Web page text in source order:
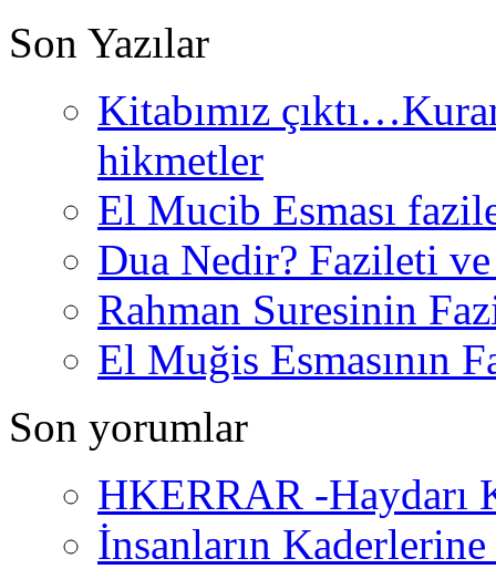
Son Yazılar
Kitabımız
hikmetler
El Mucib Esması
Dua Nedir? Fazileti
Rahman Suresinin
El Muğis Esmasının
Son yorumlar
HKERRAR -Haydarı
İnsanların